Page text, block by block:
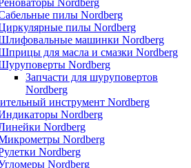
пилы Nordberg
пилы Nordberg
машинки Nordberg
для масла и смазки Nordberg
Nordberg
Запчасти для шуруповертов
Nordberg
инструмент Nordberg
Nordberg
Nordberg
Nordberg
Nordberg
Nordberg